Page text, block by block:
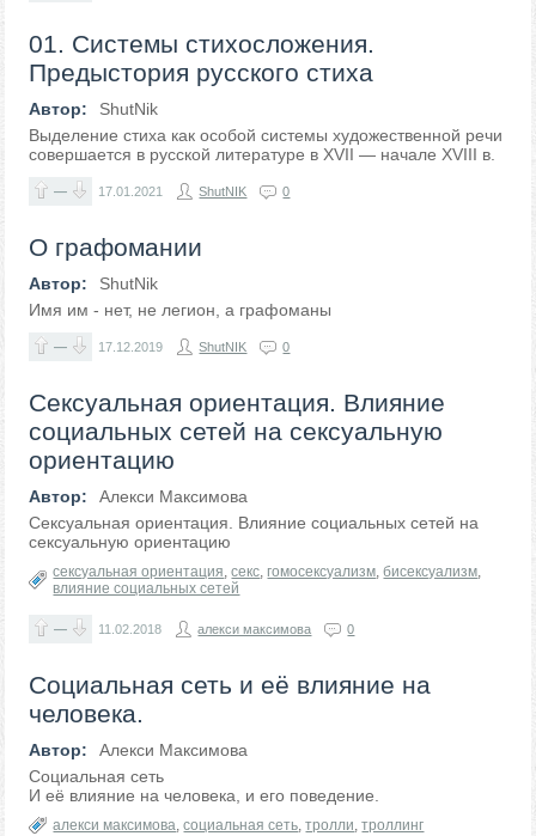
01. Системы стихосложения.
Предыстория русского стиха
Автор:
ShutNik
Выделение стиха как особой системы художественной речи
совершается в русской литературе в XVII — начале XVIII в.
— 17.01.2021 ShutNIK 0
О графомании
Автор:
ShutNik
Имя им - нет, не легион, а графоманы
— 17.12.2019 ShutNIK 0
Сексуальная ориентация. Влияние
социальных сетей на сексуальную
ориентацию
Автор:
Алекси Максимова
Сексуальная ориентация. Влияние социальных сетей на
сексуальную ориентацию
сексуальная ориентация,секс, гомосексуализм,бисексуализм,
влияние социальных сетей
— 11.02.2018 алекси максимова 0
Социальная сеть и её влияние на
человека.
Автор:
Алекси Максимова
Социальная сеть
И её влияние на человека, и его поведение.
алекси максимова,социальная сеть,тролли,троллинг